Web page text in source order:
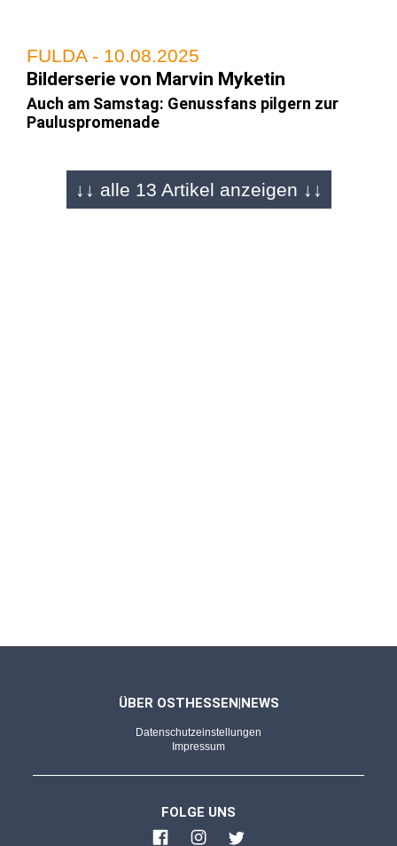
FULDA - 10.08.2025
Bilderserie von Marvin Myketin
Auch am Samstag: Genussfans pilgern zur
Pauluspromenade
FULDA - 09.08.2025
FULDA - 02.08.2025
Bilderserie (1) von Marvin Myketin
"Sabho" und "Prime Time Trio"
↓↓ alle 13 Artikel anzeigen ↓↓
ÜBER OSTHESSEN|NEWS
Datenschutzeinstellungen
Impressum
FOLGE UNS